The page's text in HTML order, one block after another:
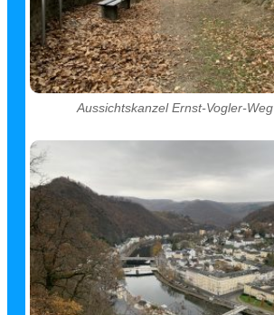
Aussichtskanzel Ernst-Vogler-Weg